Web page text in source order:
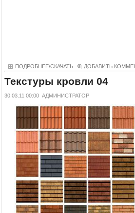
ПОДРОБНЕЕ/СКАЧАТЬ ДОБАВИТЬ
Текстуры кровли 04
30.03.11 00:00 АДМИНИСТРАТОР